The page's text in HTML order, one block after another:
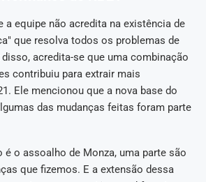
a equipe não acredita na existência de
que resolva todos os problemas de
disso, acredita-se que uma combinação
contribuiu para extrair mais
Ele mencionou que a nova base do
das mudanças feitas foram parte
é o assoalho de Monza, uma parte são
que fizemos. E a extensão dessa